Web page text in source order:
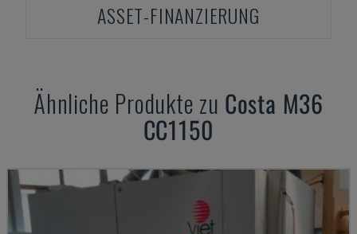
ASSET-FINANZIERUNG
Ähnliche Produkte zu Costa M36
CC1150